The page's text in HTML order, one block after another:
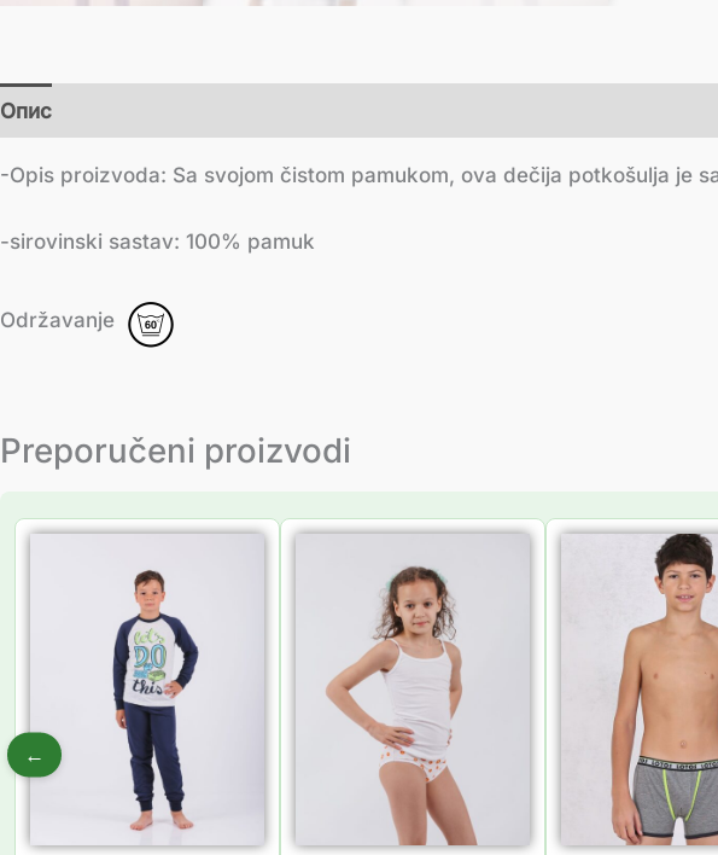
Опис
-Opis proizvoda: Sa svojom čistom pamukom, ova dečija potkošulja je
-sirovinski sastav: 100% pamuk
Održavanje
Preporučeni proizvodi
←
Распон
319.00 рсд
до
379.00 рсд
цена:
од
до